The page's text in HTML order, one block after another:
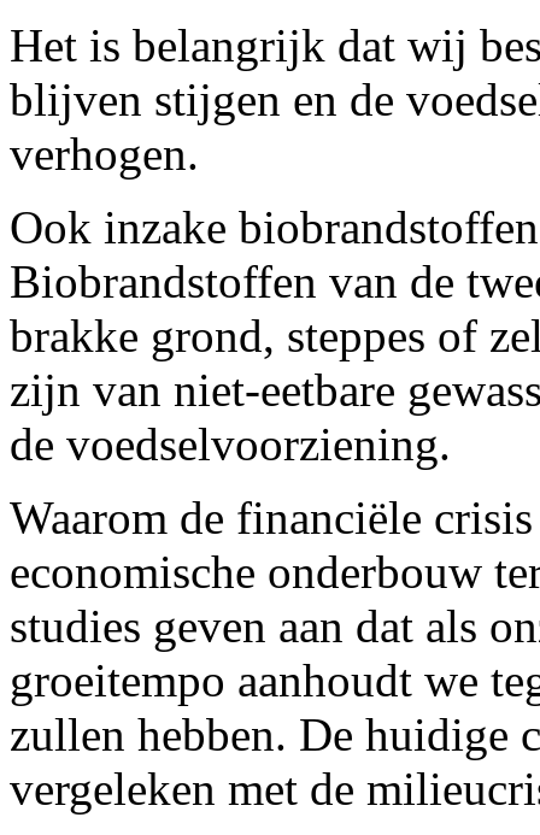
Het is belangrijk dat wij
blijven stijgen en de
verhogen.
Ook inzake
Biobrandstoffen van de
brakke grond, steppes of
zijn van niet-eetbare
de voedselvoorziening.
Waarom de financiële
economische onderbouw
studies geven aan dat als
groeitempo aanhoudt we
zullen hebben. De huidige
vergeleken met de